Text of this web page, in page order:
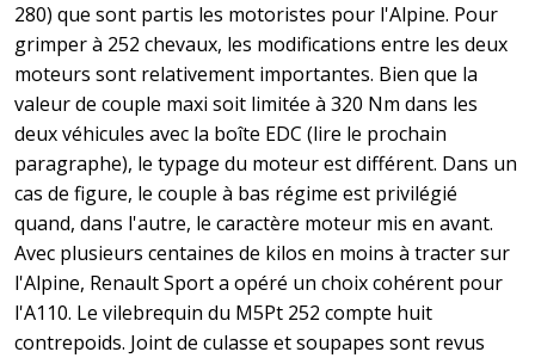
280) que sont partis les motoristes pour l'Alpine. Pour
grimper à 252 chevaux, les modifications entre les deux
moteurs sont relativement importantes. Bien que la
valeur de couple maxi soit limitée à 320 Nm dans les
deux véhicules avec la boîte EDC (lire le prochain
paragraphe), le typage du moteur est différent. Dans un
cas de figure, le couple à bas régime est privilégié
quand, dans l'autre, le caractère moteur mis en avant.
Avec plusieurs centaines de kilos en moins à tracter sur
l'Alpine, Renault Sport a opéré un choix cohérent pour
l'A110. Le vilebrequin du M5Pt 252 compte huit
contrepoids. Joint de culasse et soupapes sont revus